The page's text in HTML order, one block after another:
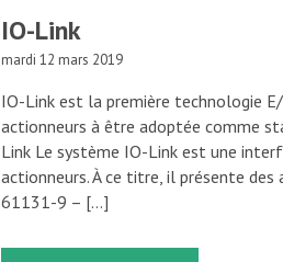
IO-Link
mardi 12 mars 2019
IO-Link est la première technologie
actionneurs à être adoptée comme
Link Le système IO-Link est une
actionneurs. À ce titre, il présente
61131-9 – […]